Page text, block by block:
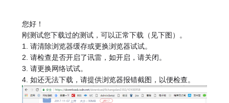
您好！
刚测试您下载过的测试，可以正常下载（见下图）。
1. 请清除浏览器缓存或更换浏览器试试。
2. 请检查是否开启了讯雷，如开启，请关闭。
3. 请更换网络试试。
4. 如还无法下载，请提供浏览器报错截图，以便检查。